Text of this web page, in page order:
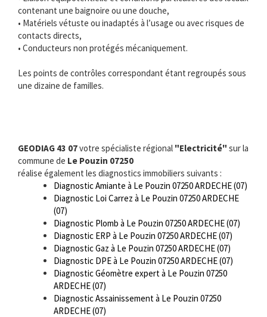
contenant une baignoire ou une douche,
• Matériels vétuste ou inadaptés à l’usage ou avec risques de
contacts directs,
• Conducteurs non protégés mécaniquement.
Les points de contrôles correspondant étant regroupés sous
une dizaine de familles.
GEODIAG 43 07votre spécialiste régional "Electricité" sur la
commune de Le Pouzin 07250
réalise également les diagnostics immobiliers suivants :
Diagnostic Amiante à Le Pouzin 07250 ARDECHE (07)
Diagnostic Loi Carrez à Le Pouzin 07250 ARDECHE
(07)
Diagnostic Plomb à Le Pouzin 07250 ARDECHE (07)
Diagnostic ERP à Le Pouzin 07250 ARDECHE (07)
Diagnostic Gaz à Le Pouzin 07250 ARDECHE (07)
Diagnostic DPE à Le Pouzin 07250 ARDECHE (07)
Diagnostic Géomètre expert à Le Pouzin 07250
ARDECHE (07)
Diagnostic Assainissement à Le Pouzin 07250
ARDECHE (07)